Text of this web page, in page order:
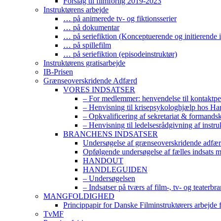
Instruktørens arbejde
… på animerede tv- og fiktionsserier
… på dokumentar
… på seriefiktion (Konceptuerende og initierende
… på spillefilm
… på seriefiktion (episodeinstruktør)
Instruktørens gratisarbejde
IB-Prisen
Grænseoverskridende Adfærd
VORES INDSATSER
– For medlemmer: henvendelse til
– Henvisning til krisepsykologhjælp hos
– Opkvalificering af sekretariat &
– Henvisning til ledelsesrådgivning af
BRANCHENS INDSATSER
Undersøgelse af grænseoverskridende
Opfølgende undersøgelse af fælles indsats
HANDOUT
HANDLEGUIDEN
– Undersøgelsen
– Indsatser på tværs af film-, tv- og
MANGFOLDIGHED
Princippapir for Danske Filminstruktørers arbejde
TvMF